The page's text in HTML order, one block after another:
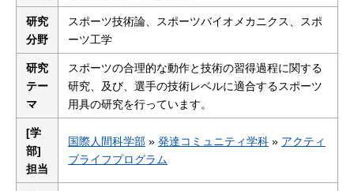
研究
分野
スポーツ技術論、スポーツバイオメカニクス、スポ
ーツ工学
研究
テー
マ
スポーツの合理的な動作と技術の習得過程に関する
研究、及び、選手の技術レベルに適合するスポーツ
用具の研究を行っています。
[学
部]
担当
国際人間科学部 » 発達コミュニティ学科 » アクティ
ブライフプログラム